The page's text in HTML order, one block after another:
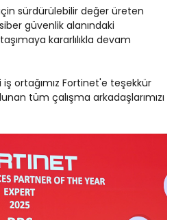
sürdürülebilir değer üreten
güvenlik alanındaki
kararlılıkla devam
ortağımız Fortinet'e teşekkür
tüm çalışma arkadaşlarımızı